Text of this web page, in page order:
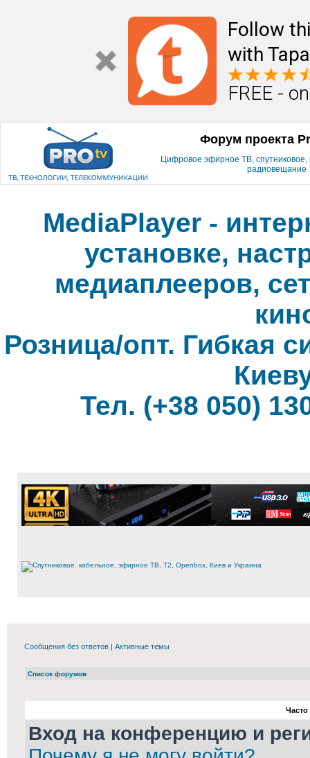
Follow
with
FREE -
Форум проекта
Цифровое эфирное ТВ, спутниковое,
радиовещание
MediaPlayer -
установке,
медиаплееров,
Розница/опт. Гибкая
Тел. (+38 050)
Сообщения без ответов | Активные темы
Список форумов
Вход на конференцию и